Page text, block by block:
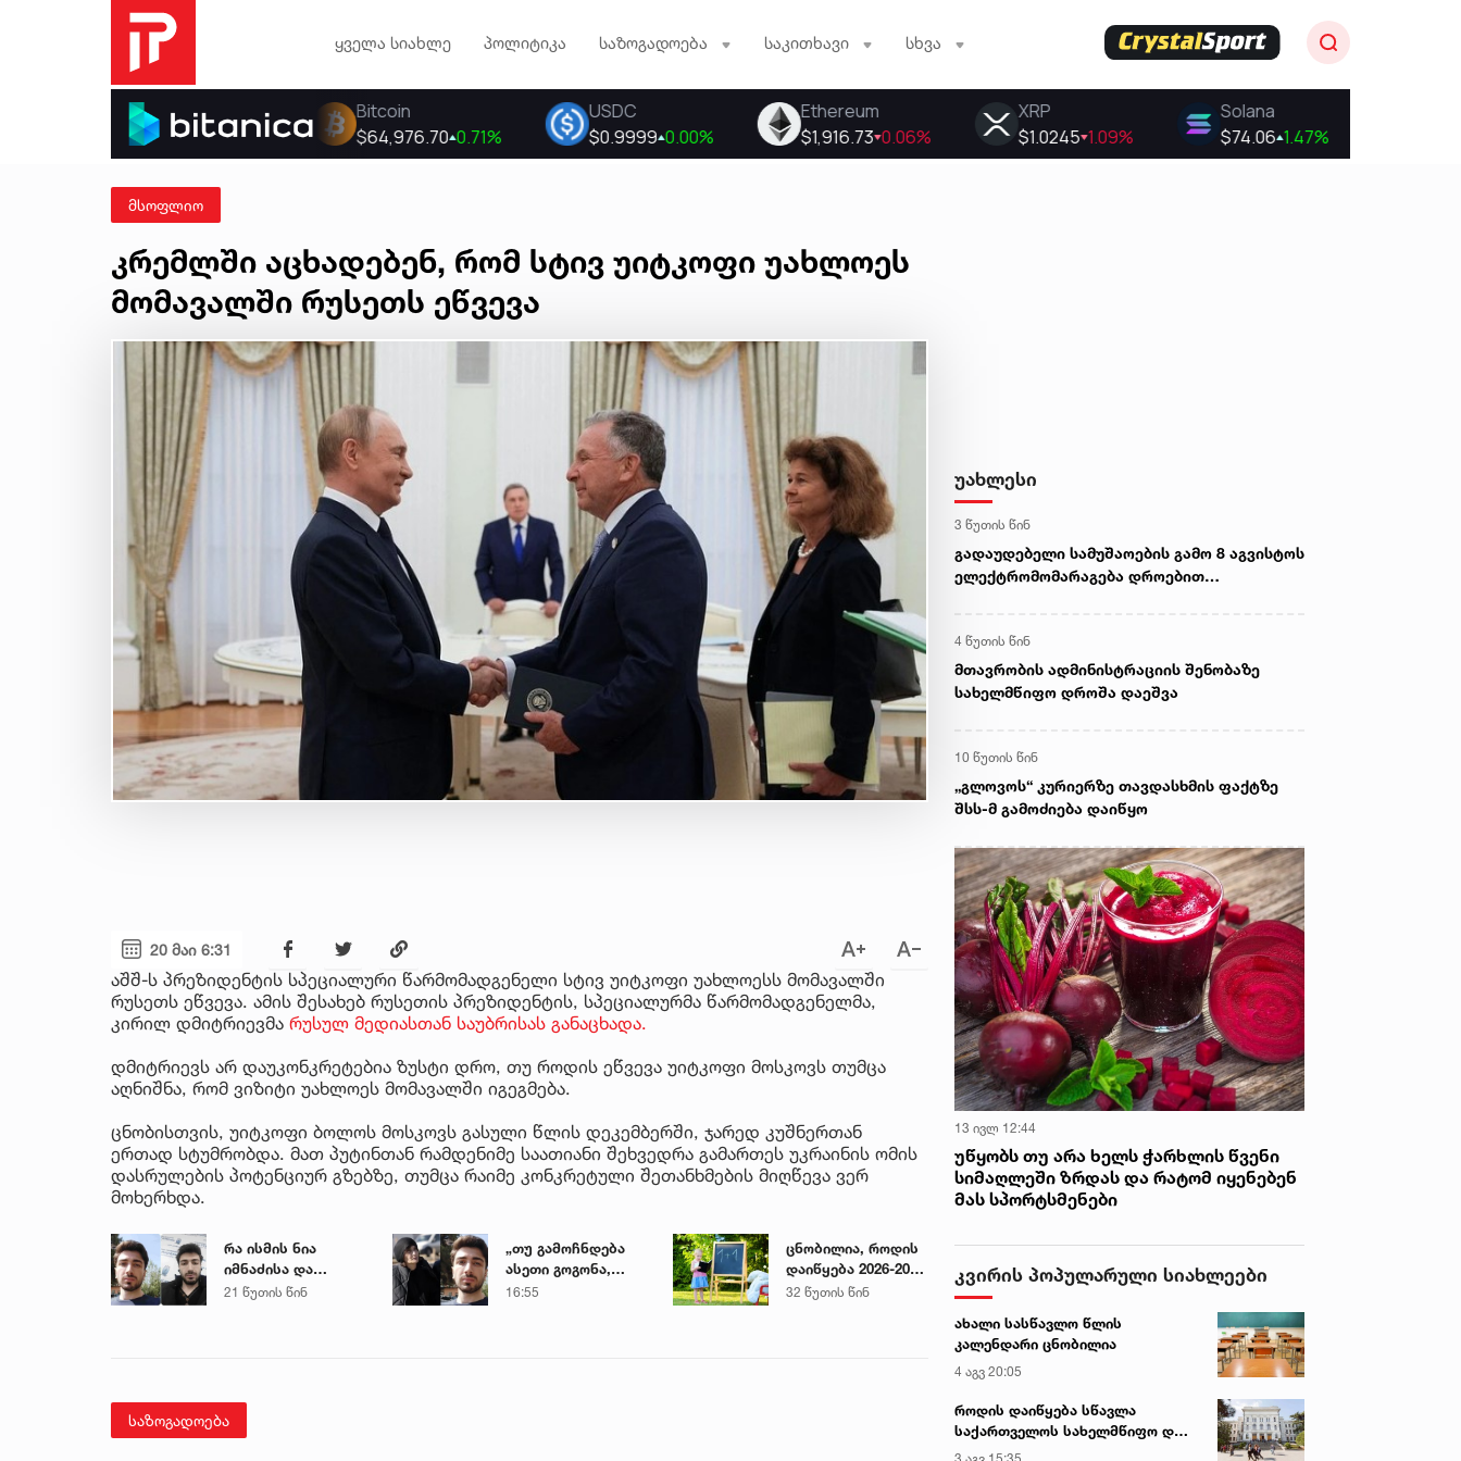
ყველა სიახლე პოლიტიკა საზოგადოება საკითხავი სხვა
მსოფლიო
კრემლში აცხადებენ, რომ სტივ უიტკოფი უახლოეს
მომავალში რუსეთს ეწვევა
20 მაი 6:31
აშშ-ს პრეზიდენტის სპეციალური წარმომადგენელი სტივ უიტკოფი უახლოესს მომავალში
რუსეთს ეწვევა. ამის შესახებ რუსეთის პრეზიდენტის, სპეციალურმა წარმომადგენელმა,
კირილ დმიტრიევმა რუსულ მედიასთან საუბრისას განაცხადა.
დმიტრიევს არ დაუკონკრეტებია ზუსტი დრო, თუ როდის ეწვევა უიტკოფი მოსკოვს თუმცა
აღნიშნა, რომ ვიზიტი უახლოეს მომავალში იგეგმება.
ცნობისთვის, უიტკოფი ბოლოს მოსკოვს გასული წლის დეკემბერში, ჯარედ კუშნერთან
ერთად სტუმრობდა. მათ პუტინთან რამდენიმე საათიანი შეხვედრა გამართეს უკრაინის ომის
დასრულების პოტენციურ გზებზე, თუმცა რაიმე კონკრეტული შეთანხმების მიღწევა ვერ
მოხერხდა.
რა ისმის ნია
იმნაძისა და
მამამისის ფარული
21 წუთის წინ
„თუ გამოჩნდება
ასეთი გოგონა,
ოფიციალურად,
16:55
ცნობილია, როდის
დაიწყება 2026-2027
სასწავლო წელი
32 წუთის წინ
საზოგადოება
უახლესი
3 წუთის წინ
გადაუდებელი სამუშაოების გამო 8 აგვისტოს
ელექტრომომარაგება დროებით
4 წუთის წინ
მთავრობის ადმინისტრაციის შენობაზე
სახელმწიფო დროშა დაეშვა
10 წუთის წინ
„გლოვოს“ კურიერზე თავდასხმის ფაქტზე
შსს-მ გამოძიება დაიწყო
13 ივლ 12:44
უწყობს თუ არა ხელს ჭარხლის წვენი
სიმაღლეში ზრდას და რატომ იყენებენ
მას სპორტსმენები
კვირის პოპულარული სიახლეები
ახალი სასწავლო წლის
კალენდარი ცნობილია
4 აგვ 20:05
როდის დაიწყება სწავლა
საქართველოს სახელმწიფო და
კერძო უნივერსიტეტებში